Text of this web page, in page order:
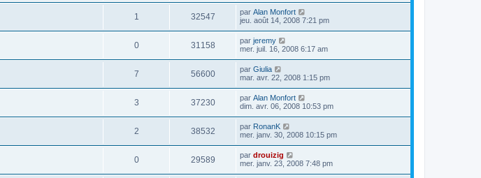
1 32547 par Alan Monfort
jeu. août 14, 2008 7:21 pm
0 31158 par jeremy
mer. juil. 16, 2008 6:17 am
7 56600 par Giulia
mar. avr. 22, 2008 1:15 pm
3 37230 par Alan Monfort
dim. avr. 06, 2008 10:53 pm
2 38532 par RonanK
mer. janv. 30, 2008 10:15 pm
0 29589 par drouizig
mer. janv. 23, 2008 7:48 pm